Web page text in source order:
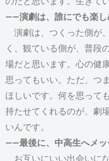
――演劇は、誰にでも楽し
演劇は、つくった側が
く、観ている側が、普段
場だと思います。心の健
思ってもいい。ただ、つ
ほしいです。何を思って
持たせてくれるのが、劇
いんです。
――最後に、中高生へメッ
お互いにいい出会いに